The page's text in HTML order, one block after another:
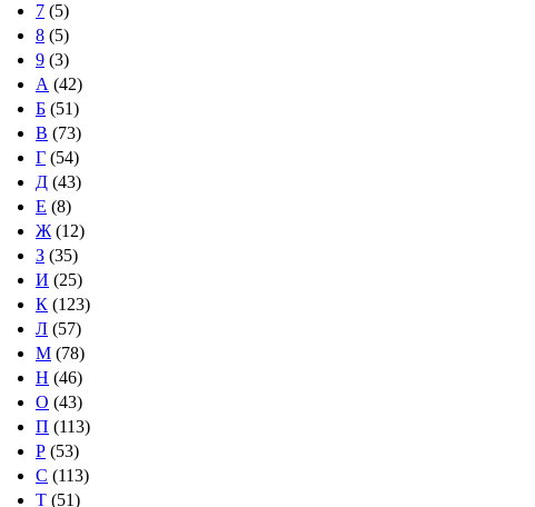
7 (5)
8 (5)
9 (3)
А (42)
Б (51)
В (73)
Г (54)
Д (43)
Е (8)
Ж (12)
З (35)
И (25)
К (123)
Л (57)
М (78)
Н (46)
О (43)
П (113)
Р (53)
С (113)
Т (51)